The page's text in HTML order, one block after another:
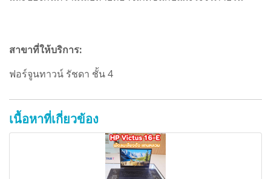
สาขาที่ให้บริการ:
ฟอร์จูนทาวน์ รัชดา ชั้น 4
เนื้อหาที่เกี่ยวข้อง